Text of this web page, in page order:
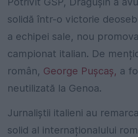
solidă într-o victorie
a echipei sale, nou
campionat italian. De
român, George Pușcaș, a
neutilizată la Genoa.
Jurnaliștii italieni au
solid al internaționalului